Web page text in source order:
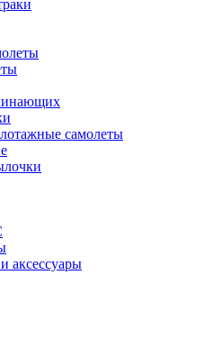
самолеты
аксессуары